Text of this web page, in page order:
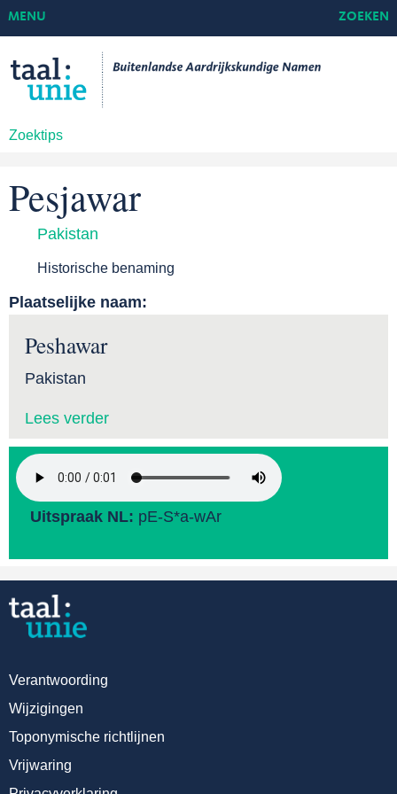
Zoektips
MENU ZOEKEN
Pesjawar
Pakistan
Historische benaming
Plaatselijke naam:
Peshawar
Pakistan
Lees verder
Uitspraak NL: pE-S*a-wAr
Verantwoording
Wijzigingen
Toponymische richtlijnen
Vrijwaring